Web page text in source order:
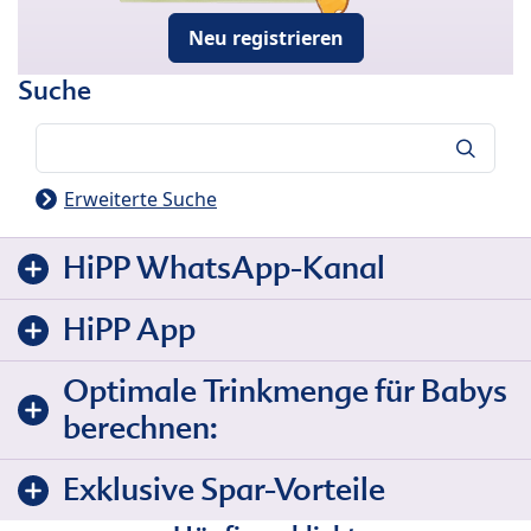
Neu registrieren
Suche
Erweiterte Suche
HiPP WhatsApp-Kanal
HiPP App
Optimale Trinkmenge für Babys
berechnen:
Exklusive Spar-Vorteile